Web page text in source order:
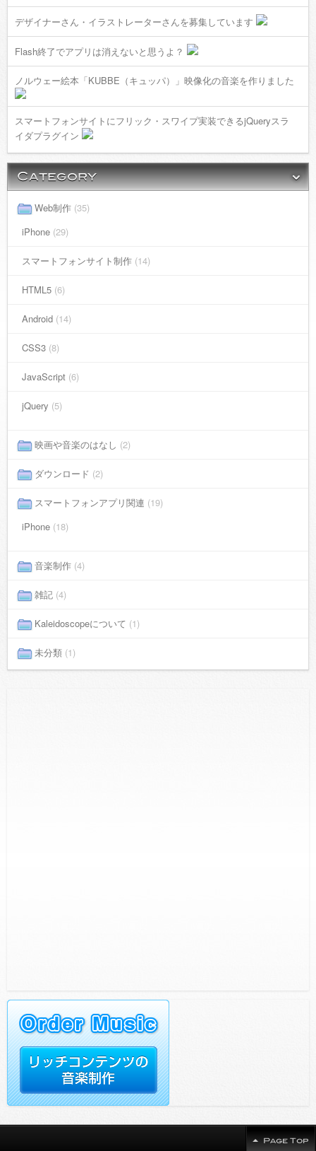
デザイナーさん・イラストレーターさんを募集しています
Flash終了でアプリは消えないと思うよ？
ノルウェー絵本「KUBBE（キュッパ）」映像化の音楽を作りました
スマートフォンサイトにフリック・スワイプ実装できるjQueryスラ
イダプラグイン
Web制作 (35)
iPhone (29)
スマートフォンサイト制作 (14)
HTML5 (6)
Android (14)
CSS3 (8)
JavaScript (6)
jQuery (5)
映画や音楽のはなし (2)
ダウンロード (2)
スマートフォンアプリ関連 (19)
iPhone (18)
音楽制作 (4)
雑記 (4)
Kaleidoscopeについて (1)
未分類 (1)